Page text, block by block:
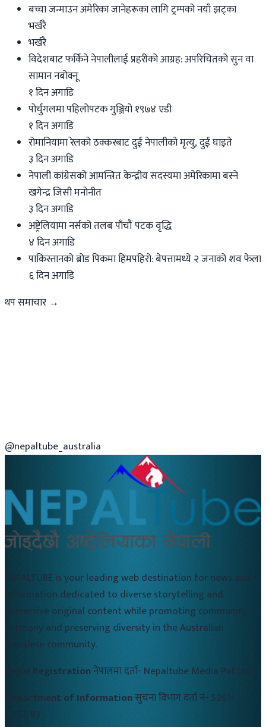
बच्चा जन्माउन अमेरिका जानेहरूका लागि ट्रम्पको नयाँ झट्का
भर्खरै
भर्खरै
विदेशबाट फर्किने नेपालीलाई प्रहरीको आग्रह: अपरिचितको सुन वा
सामान नबोक्नू
१ दिन अगाडि
पोर्चुगलमा पहिलोपटक गुञ्जियो १९७४ एडी
१ दिन अगाडि
रोमानियामा रेलको ठक्करबाट दुई नेपालीको मृत्यु, दुई घाइते
३ दिन अगाडि
नेपाली कांग्रेसको आमन्त्रित केन्द्रीय सदस्यमा अमेरिकामा बस्ने
खगेन्द्र जिसी मनोनीत
३ दिन अगाडि
अष्ट्रेलियामा नर्सको तलब पाँचौं पटक वृद्धि
४ दिन अगाडि
पाकिस्तानको ब्रोड पिकमा हिमपहिरो: बेपत्तामध्ये २ जनाको शव फेला
६ दिन अगाडि
थप समाचार →
@nepaltube_australia
NEPALTUBE is your leading web destination for news and
information dedicated to diverse storytelling and
immersive original content while promoting community
harmony and preserving diversity in the Australian
Nepalese community.
Nepal Registrationनेपालमा दर्ता- Nepaltube Media Pvt Ltd
Department of Informationसुचना विभाग दर्ता नं- 5261-
2082/83